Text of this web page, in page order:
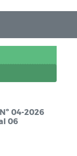
04-2026
06